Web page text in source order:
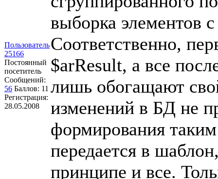
Пользователь
25166
Постоянный
посетитель
Сообщений:
56 Баллов: 11
Регистрация:
28.05.2008
выборка элементов
Соответственно,
$arResult, а все
лишь обогащают
изменений в БД не
формирования
передается в
принципе и все.